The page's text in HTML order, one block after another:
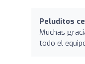
Peluditos
Muchas
todo el